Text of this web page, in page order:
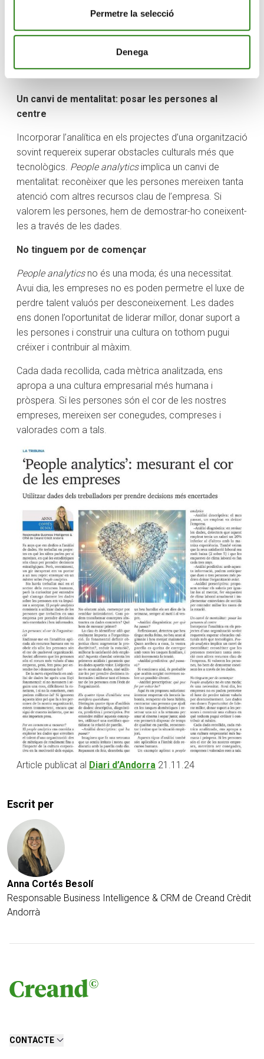
Permetre la selecció
Denega
l’organització aviat.
Anàlisi prescriptiva: Proposem revisar els salaris per
igualar-los al mercat, fer enquestes de clima laboral
anualment i implementar entrevistes de sortida per
entendre millor les raons de la rotació.
Un canvi de mentalitat: posar les persones al
centre
Incorporar l’analítica en els projectes d’una organització
sovint requereix superar obstacles culturals més que
tecnològics. People analyticsimplica un canvi de
mentalitat: reconèixer que les persones mereixen tanta
atenció com altres recursos clau de l’empresa. Si
valorem les persones, hem de demostrar-ho coneixent-
les a través de les dades.
No tinguem por de començar
People analyticsno és una moda; és una necessitat.
Avui dia, les empreses no es poden permetre el luxe de
perdre talent valuós per desconeixement. Les dades
ens donen l’oportunitat de liderar millor, donar suport a
les persones i construir una cultura on tothom pugui
créixer i contribuir al màxim.
Cada dada recollida, cada mètrica analitzada, ens
apropa a una cultura empresarial més humana i
pròspera. Si les persones són el cor de les nostres
empreses, mereixen ser conegudes, compreses i
valorades com a tals.
Article publicat al Diari d’Andorra 21.11.24
Escrit per
Anna Cortés Besolí
Responsable Business Intelligence & CRM de Creand Crèdit
Andorrà
CONTACTE